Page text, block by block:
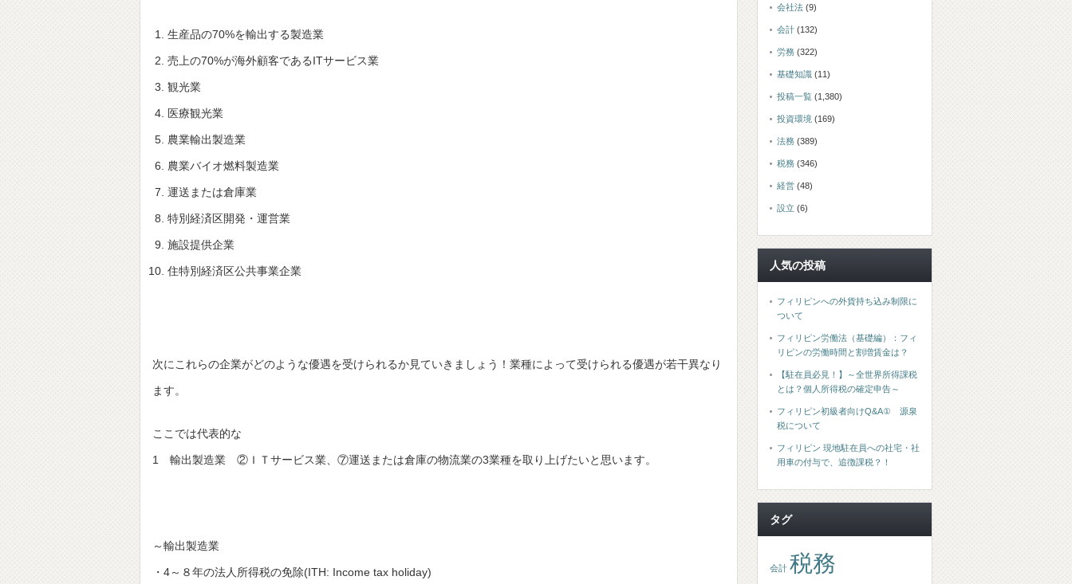
生産品の70%を輸出する製造業
売上の70%が海外顧客であるITサービス業
観光業
医療観光業
農業輸出製造業
農業バイオ燃料製造業
運送または倉庫業
特別経済区開発・運営業
施設提供企業
住特別経済区公共事業企業
次にこれらの企業がどのような優遇を受けられるか見ていきましょう！業種によって受けられる優遇が若干異なり
ます。
ここでは代表的な
1 輸出製造業 ②ＩＴサービス業、⑦運送または倉庫の物流業の3業種を取り上げたいと思います。
～輸出製造業
・4～８年の法人所得税の免除(ITH: Income tax holiday)
会社法 (9)
会計 (132)
労務 (322)
基礎知識 (11)
投稿一覧 (1,380)
投資環境 (169)
法務 (389)
税務 (346)
経営 (48)
設立 (6)
人気の投稿
フィリピンへの外貨持ち込み制限に
ついて
フィリピン労働法（基礎編）：フィ
リピンの労働時間と割増賃金は？
【駐在員必見！】～全世界所得課税
とは？個人所得税の確定申告～
フィリピン初級者向けQ&A① 源泉
税について
フィリピン 現地駐在員への社宅・社
用車の付与で、追徴課税？！
タグ
会計 税務